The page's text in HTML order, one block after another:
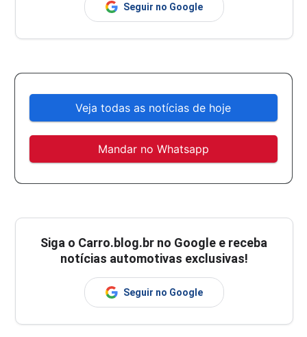
Seguir no Google
Veja todas as notícias de hoje
Mandar no Whatsapp
Siga o Carro.blog.br no Google e receba
notícias automotivas exclusivas!
Seguir no Google